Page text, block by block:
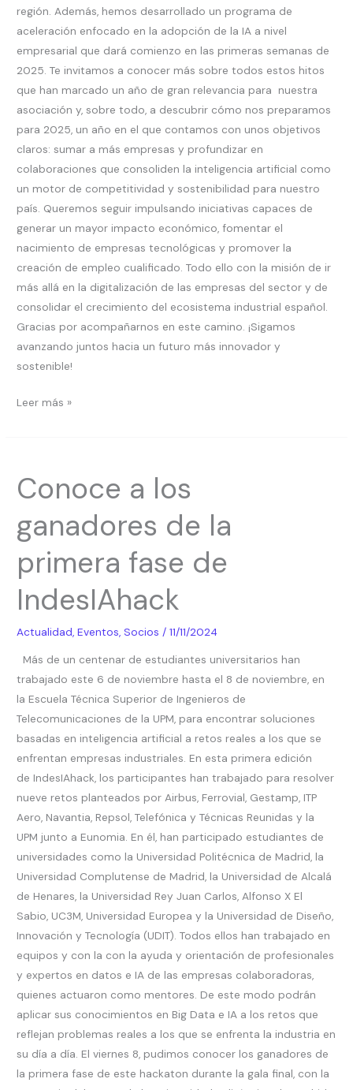
región. Además, hemos desarrollado un programa de
aceleración enfocado en la adopción de la IA a nivel
empresarial que dará comienzo en las primeras semanas de
2025. Te invitamos a conocer más sobre todos estos hitos
que han marcado un año de gran relevancia para nuestra
asociación y, sobre todo, a descubrir cómo nos preparamos
para 2025, un año en el que contamos con unos objetivos
claros: sumar a más empresas y profundizar en
colaboraciones que consoliden la inteligencia artificial como
un motor de competitividad y sostenibilidad para nuestro
país. Queremos seguir impulsando iniciativas capaces de
generar un mayor impacto económico, fomentar el
nacimiento de empresas tecnológicas y promover la
creación de empleo cualificado. Todo ello con la misión de ir
más allá en la digitalización de las empresas del sector y de
consolidar el crecimiento del ecosistema industrial español.
Gracias por acompañarnos en este camino. ¡Sigamos
avanzando juntos hacia un futuro más innovador y
sostenible!
Leer más »
Conoce a los
ganadores de la
primera fase de
IndesIAhack
Actualidad,Eventos, Socios /11/11/2024
Más de un centenar de estudiantes universitarios han
trabajado este 6 de noviembre hasta el 8 de noviembre, en
la Escuela Técnica Superior de Ingenieros de
Telecomunicaciones de la UPM, para encontrar soluciones
basadas en inteligencia artificial a retos reales a los que se
enfrentan empresas industriales. En esta primera edición
de IndesIAhack, los participantes han trabajado para resolver
nueve retos planteados por Airbus, Ferrovial, Gestamp, ITP
Aero, Navantia, Repsol, Telefónica y Técnicas Reunidas y la
UPM junto a Eunomia. En él, han participado estudiantes de
universidades como la Universidad Politécnica de Madrid, la
Universidad Complutense de Madrid, la Universidad de Alcalá
de Henares, la Universidad Rey Juan Carlos, Alfonso X El
Sabio, UC3M, Universidad Europea y la Universidad de Diseño,
Innovación y Tecnología (UDIT). Todos ellos han trabajado en
equipos y con la con la ayuda y orientación de profesionales
y expertos en datos e IA de las empresas colaboradoras,
quienes actuaron como mentores. De este modo podrán
aplicar sus conocimientos en Big Data e IA a los retos que
reflejan problemas reales a los que se enfrenta la industria en
su día a día. El viernes 8, pudimos conocer los ganadores de
la primera fase de este hackaton durante la gala final, con la
a
los
ganadores
de
la
primera
fase
IndesIAhack